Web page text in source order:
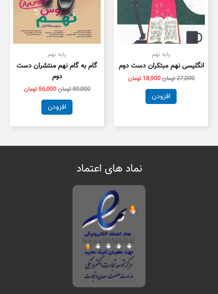
پایه نهم
انگلیسی نهم مبتکران دست دوم
27,000تومان18,900 تومان
افزودن
پایه نهم
گام به گام نهم منتشران دست
دوم
80,000تومان56,000 تومان
افزودن
نماد های اعتماد